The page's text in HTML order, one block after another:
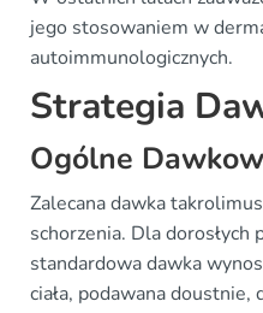
jego stosowaniem w
autoimmunologicznych.
Strategia
Ogólne
Zalecana dawka
schorzenia. Dla
standardowa dawka
ciała, podawana